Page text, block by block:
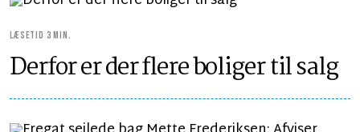
LÆSETID 3 MIN.
Derfor er der flere boliger til salg